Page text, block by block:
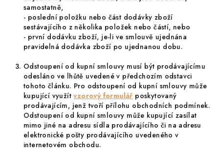
samostatně,
- poslední položku nebo část dodávky zboží
sestávajícího z několika položek nebo částí, nebo
- první dodávku zboží, je-li ve smlouvě ujednána
pravidelná dodávka zboží po ujednanou dobu.
Odstoupení od kupní smlouvy musí být prodávajícímu
odesláno ve lhůtě uvedené v předchozím odstavci
tohoto článku. Pro odstoupení od kupní smlouvy může
kupující využítvzorový formulář poskytovaný
prodávajícím, jenž tvoří přílohu obchodních podmínek.
Odstoupení od kupní smlouvy může kupující zasílat
mimo jiné na adresu sídla prodávajícího či na adresu
elektronické pošty prodávajícího uvedeného v
internetovém obchodu.